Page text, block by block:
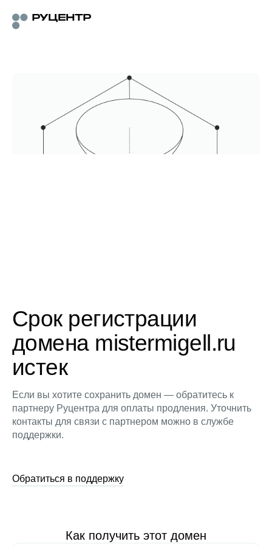
Срок регистрации
домена mistermigell.ru
истек
Если вы хотите сохранить домен — обратитесь к
партнеру Руцентра для оплаты продления. Уточнить
контакты для связи с партнером можно в службе
поддержки.
Обратиться в поддержку
Как получить этот домен